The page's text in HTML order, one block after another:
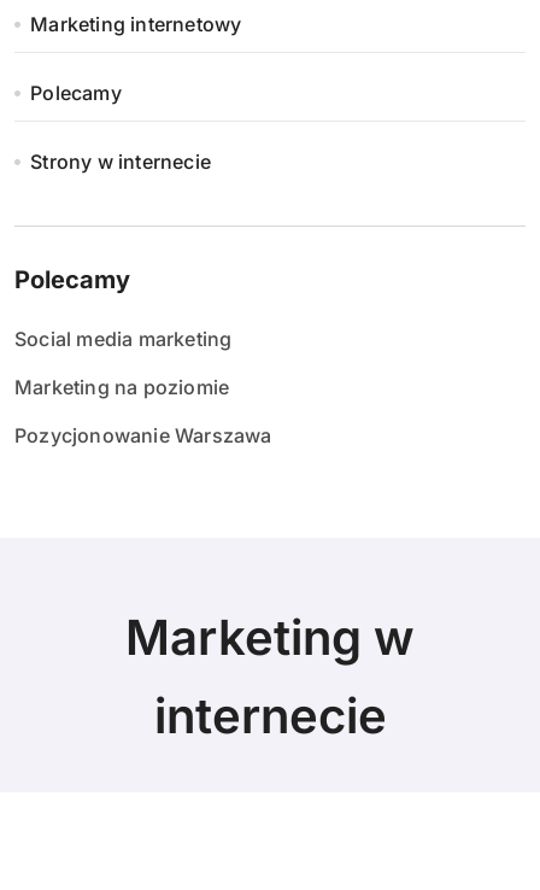
Marketing internetowy
Polecamy
Strony w internecie
Polecamy
Social media marketing
Marketing na poziomie
Pozycjonowanie Warszawa
Marketing w
internecie